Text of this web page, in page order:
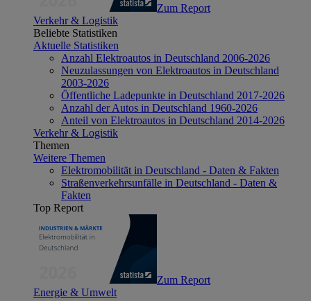
Zum Report
Verkehr & Logistik
Beliebte Statistiken
Aktuelle Statistiken
Anzahl Elektroautos in Deutschland 2006-2026
Neuzulassungen von Elektroautos in Deutschland
2003-2026
Öffentliche Ladepunkte in Deutschland 2017-2026
Anzahl der Autos in Deutschland 1960-2026
Anteil von Elektroautos in Deutschland 2014-2026
Verkehr & Logistik
Themen
Weitere Themen
Elektromobilität in Deutschland - Daten & Fakten
Straßenverkehrsunfälle in Deutschland - Daten &
Fakten
Top Report
Zum Report
Energie & Umwelt